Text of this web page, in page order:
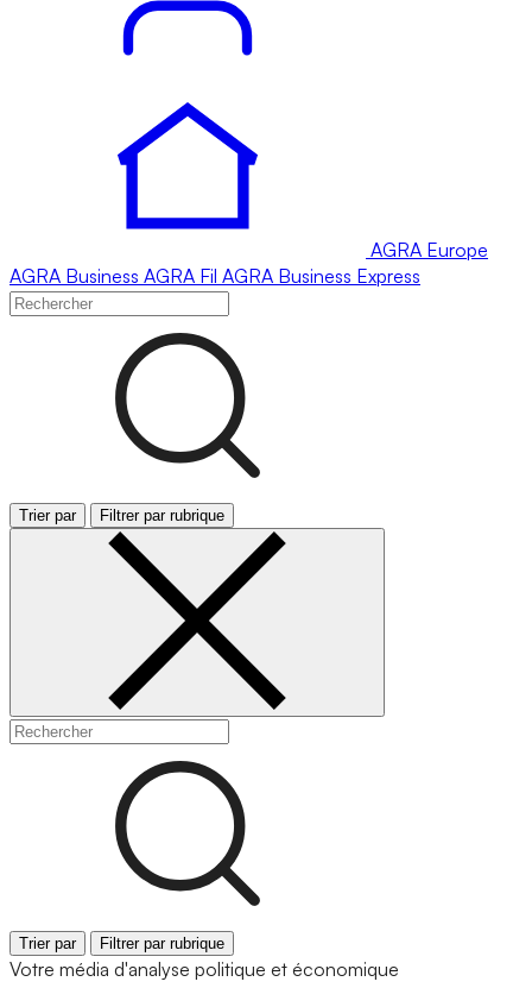
AGRA Europe
AGRA Business AGRA Fil AGRA Business Express
Trier par Filtrer par rubrique
Trier par Filtrer par rubrique
Votre média d'analyse politique et économique